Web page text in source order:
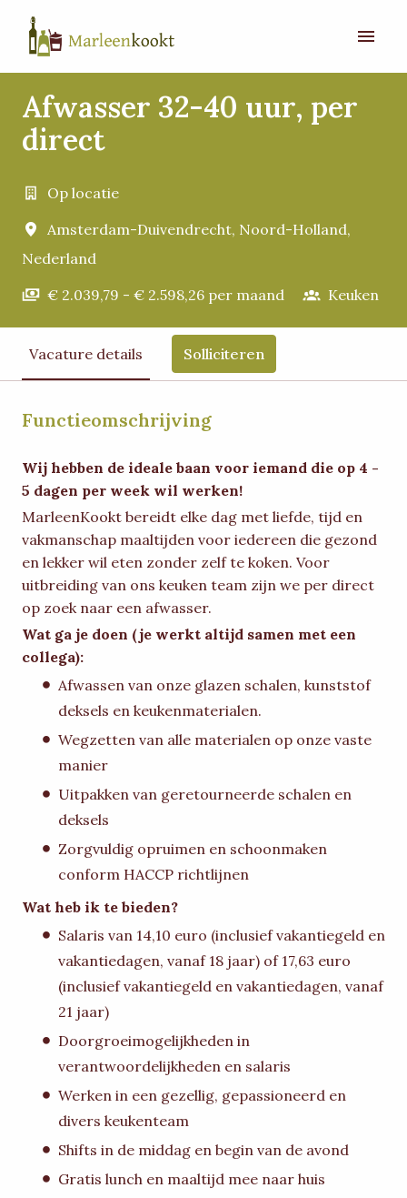
naar
contentHomepagina
Afwasser 32-40 uur, per
direct
Op locatie
Amsterdam-Duivendrecht, Noord-Holland,
Nederland
€ 2.039,79 - € 2.598,26 per maand
Keuken
Vacature details Solliciteren
Functieomschrijving
Wij hebben de ideale baan voor iemand die op 4 -
5 dagen per week wil werken!
MarleenKookt bereidt elke dag met liefde, tijd en
vakmanschap maaltijden voor iedereen die gezond
en lekker wil eten zonder zelf te koken. Voor
uitbreiding van ons keuken team zijn we per direct
op zoek naar een afwasser.
Wat ga je doen (je werkt altijd samen met een
collega):
Afwassen van onze glazen schalen, kunststof
deksels en keukenmaterialen.
Wegzetten van alle materialen op onze vaste
manier
Uitpakken van geretourneerde schalen en
deksels
Zorgvuldig opruimen en schoonmaken
conform HACCP richtlijnen
Wat heb ik te bieden?
Salaris van 14,10 euro (inclusief vakantiegeld en
vakantiedagen, vanaf 18 jaar) of 17,63 euro
(inclusief vakantiegeld en vakantiedagen, vanaf
21 jaar)
Doorgroeimogelijkheden in
verantwoordelijkheden en salaris
Werken in een gezellig, gepassioneerd en
divers keukenteam
Shifts in de middag en begin van de avond
Gratis lunch en maaltijd mee naar huis